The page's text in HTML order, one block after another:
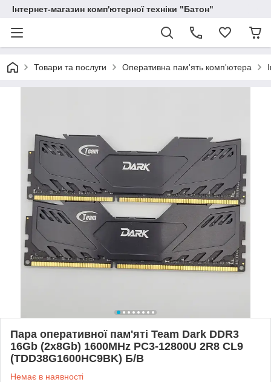
Інтернет-магазин комп'ютерної техніки "Батон"
Товари та послуги Оперативна пам'ять комп'ютера
Пара оперативної пам'яті Team Dark DDR3
16Gb (2x8Gb) 1600MHz PC3-12800U 2R8 CL9
(TDD38G1600HC9BK) Б/В
Немає в наявності